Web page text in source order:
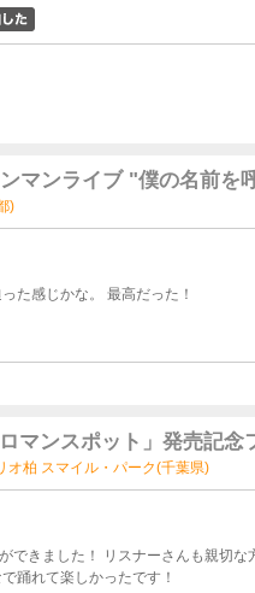
マンライブ "僕の名前を
)
た感じかな。 最高だった！
マンスポット」発売記念
オ柏 スマイル・パーク(千葉県)
できました！ リスナーさんも親切な
踊れて楽しかったです！